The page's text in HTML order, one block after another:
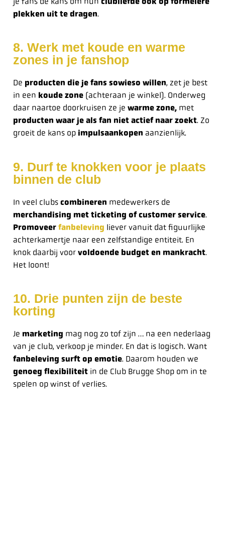
plekken uit te dragen.
8. Werk met koude en warme
zones in je fanshop
De producten die je fans sowieso willen, zet je best
in een koude zone (achteraan je winkel). Onderweg
daar naartoe doorkruisen ze je warme zone, met
producten waar je als fan niet actief naar zoekt. Zo
groeit de kans op impulsaankopen aanzienlijk.
9. Durf te knokken voor je plaats
binnen de club
In veel clubscombineren medewerkers de
merchandising met ticketing of customer service.
Promoveerfanbeleving liever vanuit dat figuurlijke
achterkamertje naar een zelfstandige entiteit. En
knok daarbij voorvoldoende budget en mankracht.
Het loont!
10. Drie punten zijn de beste
korting
Je marketing mag nog zo tof zijn … na een nederlaag
van je club, verkoop je minder. En dat is logisch. Want
fanbeleving surft op emotie. Daarom houden we
genoeg flexibiliteit in de Club Brugge Shop om in te
spelen op winst of verlies.